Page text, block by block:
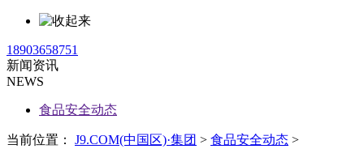
18903658751
新闻资讯
NEWS
食品安全动态
当前位置： J9.COM(中国区)·集团 > 食品安全动态 >